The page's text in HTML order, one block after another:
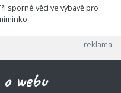
sporné věci ve výbavě pro
webu